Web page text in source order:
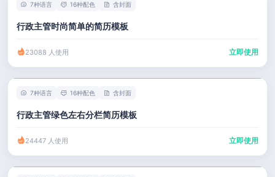
7种语言 16种配色 含封面
行政主管时尚简单的简历模板
23088 人使用 立即使用
7种语言 16种配色 含封面
行政主管绿色左右分栏简历模板
24447 人使用 立即使用